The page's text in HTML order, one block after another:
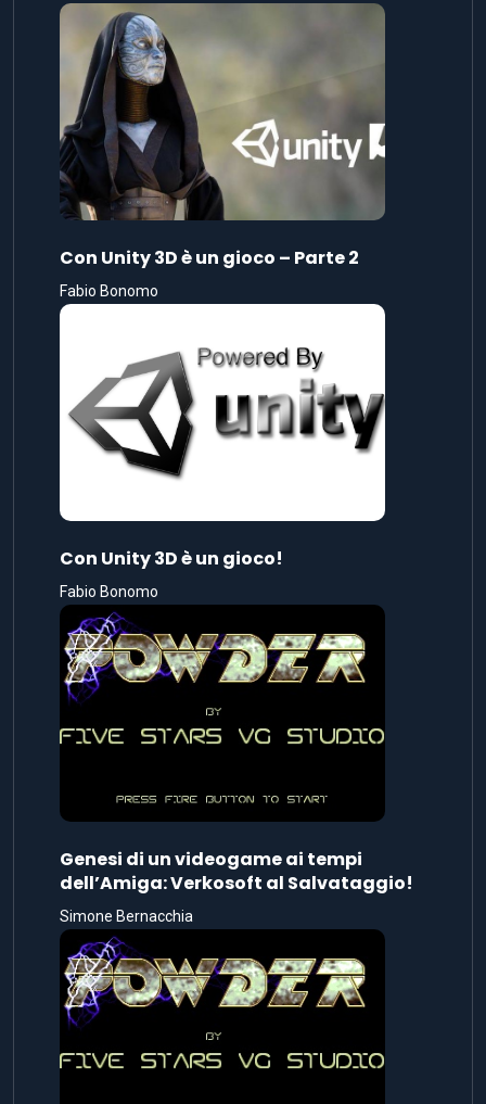
Con Unity 3D è un gioco – Parte 2
Fabio Bonomo
Con Unity 3D è un gioco!
Fabio Bonomo
Genesi di un videogame ai tempi
dell’Amiga: Verkosoft al Salvataggio!
Simone Bernacchia